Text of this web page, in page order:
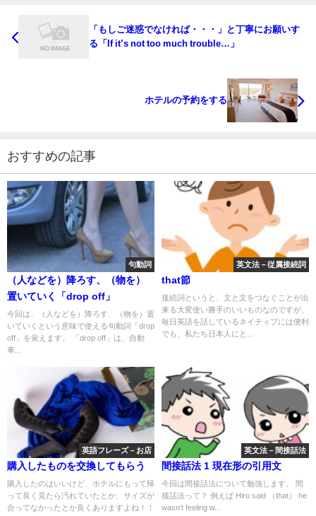
「もしご迷惑でなければ・・・」と丁寧にお願いす
る「If it’s not too much trouble…」
ホテルの予約をする
おすすめの記事
句動詞
（人などを）降ろす、（物を）
置いていく「drop off」
今回は、（人などを）降ろす、（物を）置
いていくという意味で使える句動詞「drop
off」を覚えます。 「drop off」は、自動
車...
英文法－従属接続詞
that節
接続詞というと、文と文をつなぐことが出
来る大変使い勝手のいいものなのですが、
毎日英語を話しているネイティブには便利
でも、私たち日本人にと...
英語フレーズ－お店
購入したものを交換してもらう
購入したのはいいけど、ホテルにもって帰
って良く見たら汚れていたとか、サイズが
合ってなかったとか良くありますよね！！
英文法－間接話法
間接話法 1 現在形の引用文
今回は間接話法について勉強します。 間
接話法って？ 例えば Hiro said （that） he
wasn't feeling w...